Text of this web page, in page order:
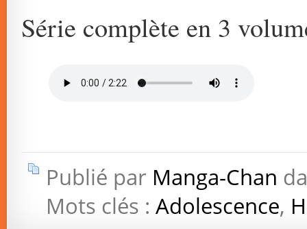
Série complète en 3
Publié par Manga-Chan
Mots clés : Adolescence,